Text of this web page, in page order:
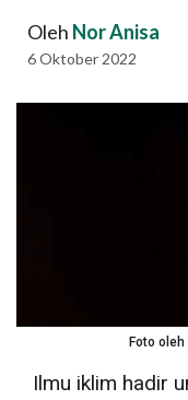
Oleh Nor Anisa
6 Oktober 2022
Foto
Ilmu iklim hadir